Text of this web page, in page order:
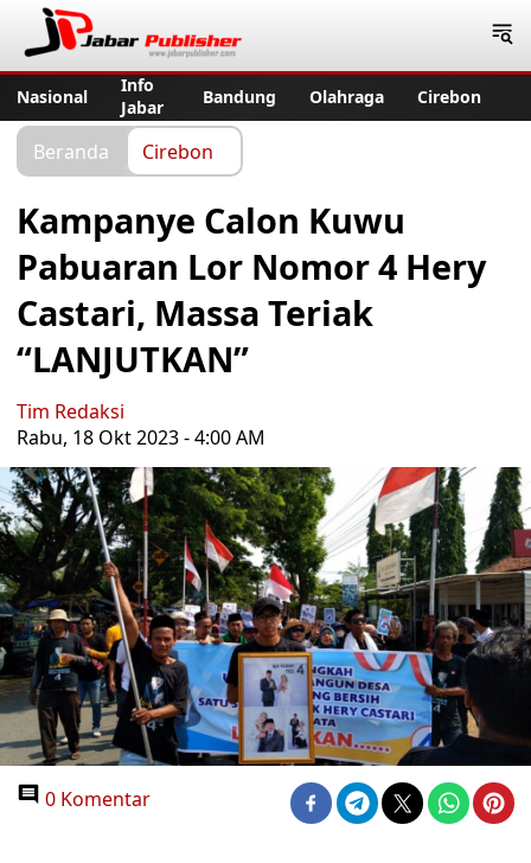
Nasional
Info
Jabar
Bandung Olahraga Cirebon
Beranda Cirebon
Kampanye Calon Kuwu
Pabuaran Lor Nomor 4 Hery
Castari, Massa Teriak
“LANJUTKAN”
Tim Redaksi
Rabu, 18 Okt 2023 - 4:00 AM
0 Komentar